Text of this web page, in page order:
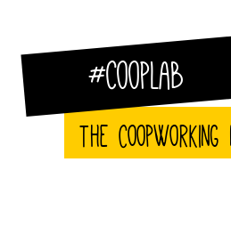
principal
#CoopLab
The